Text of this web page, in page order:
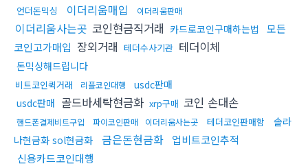
언더돈믹싱 이더리움매입 이더리움판매
이더리움사는곳 코인현금직거래 카드로코인구매하는법
모든
코인고가매입 장외거래 테더수사기관 테더이체
돈믹싱해드립니다
비트코인퀵거래 리플코인대행
usdc판매
usdc판매 골드바세탁현금화 xrp구매 코인 손대손
핸드폰결제비트구입 파이코인판매 이더리움사는곳 테더코인판매함
솔라
나현금화 sol현금화
금은돈현금화
업비트코인추적
신용카드코인대행